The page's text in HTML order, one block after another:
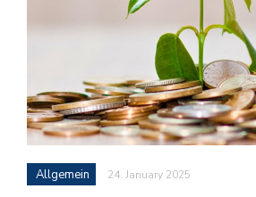
Allgemein 24. January 2025